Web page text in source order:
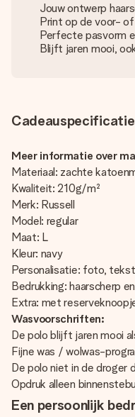
Jouw ontwerp
Print op de voor-
Perfecte pasvorm
Blijft jaren mooi,
Meer informatie over
Materiaal: zachte
Kwaliteit: 210g/m²
Merk: Russell
Model: regular
Maat: L
Kleur: navy
Personalisatie: foto,
Bedrukking: haarscherp
Extra: met
Wasvoorschriften:
De polo blijft jaren mooi
Fijne was / wolwas-
De polo niet in de droger
Opdruk alleen
Een persoonlijk